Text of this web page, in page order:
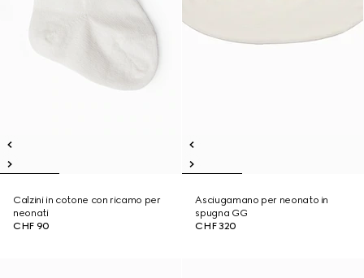
Calzini in cotone con ricamo per
neonati
CHF 90
Asciugamano per neonato in
spugna GG
CHF 320